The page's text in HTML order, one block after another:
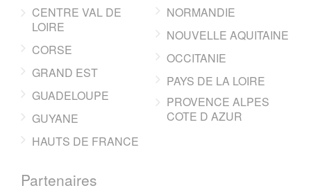
CENTRE VAL DE
LOIRE
CORSE
GRAND EST
GUADELOUPE
GUYANE
HAUTS DE FRANCE
NORMANDIE
NOUVELLE AQUITAINE
OCCITANIE
PAYS DE LA LOIRE
PROVENCE ALPES
COTE D AZUR
Partenaires